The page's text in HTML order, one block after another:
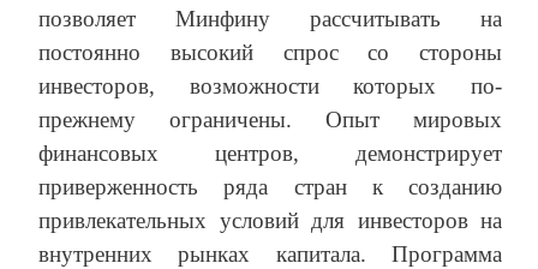
позволяет Минфину рассчитывать на
постоянно высокий спрос со стороны
инвесторов, возможности которых по-
прежнему ограничены. Опыт мировых
финансовых центров, демонстрирует
приверженность ряда стран к созданию
привлекательных условий для инвесторов на
внутренних рынках капитала. Программа